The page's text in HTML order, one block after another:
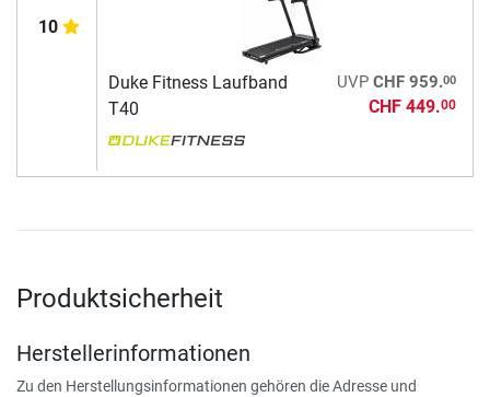
10
Duke Fitness Laufband
T40
UVP CHF 959.00
CHF 449.00
Produktsicherheit
Herstellerinformationen
Zu den Herstellungsinformationen gehören die Adresse und